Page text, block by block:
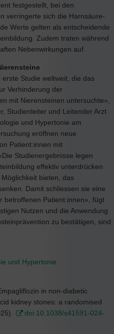
festgestellt, bei den
verringerte sich die Harnsäure-
Werte gelten als entscheidende
Zudem traten während
Nebenwirkungen auf.
Studie weltweit, die das
Verhinderung der
mit Nierensteinen untersuchte»,
Studienleiter und Leitender Arzt
und Hypertonie am
eröffnen neue
Patient:innen mit
Studienergebnisse legen
effektiv unterdrücken
bieten, das
Damit schliessen sie eine
betroffenen Patient:innen», fügt
Nutzen und die Anwendung
zu bestätigen, sind
und Hypertonie
in non-diabetic
kidney stones: a randomised
doi:10.1038/s41591-024-